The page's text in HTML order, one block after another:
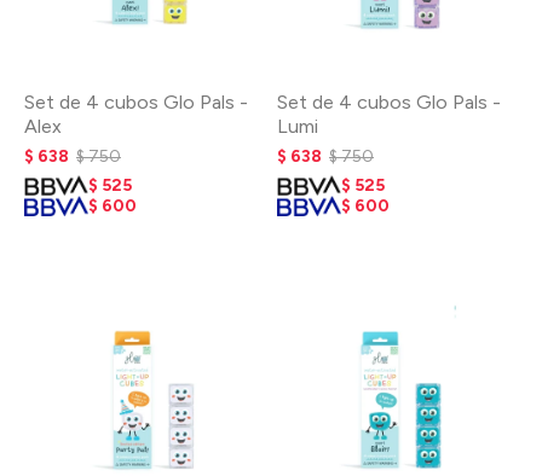
Set de 4 cubos Glo Pals -
Alex
$ 638 $750
$ 525
$ 600
Set de 4 cubos Glo Pals -
Lumi
$ 638 $750
$ 525
$ 600